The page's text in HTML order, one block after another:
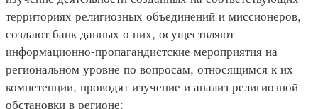
территориях религиозных объединений и миссионеров,
создают банк данных о них, осуществляют
информационно-пропагандистские мероприятия на
региональном уровне по вопросам, относящимся к их
компетенции, проводят изучение и анализ религиозной
обстановки в регионе;